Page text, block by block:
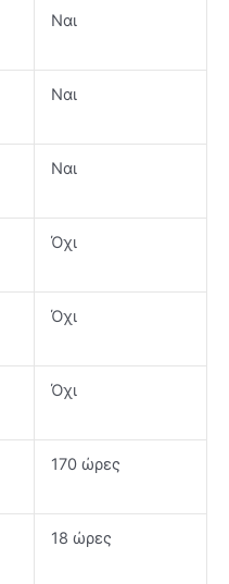
Ναι
Ναι
Ναι
Όχι
Όχι
Όχι
170 ώρες
18 ώρες